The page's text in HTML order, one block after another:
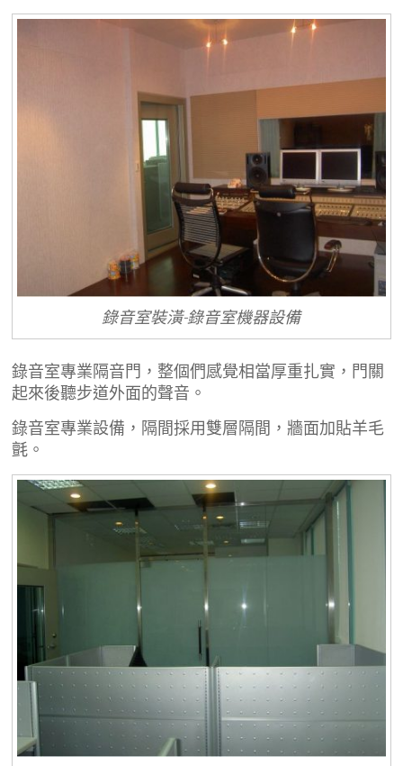
錄音室裝潢-錄音室機器設備
錄音室專業隔音門，整個們感覺相當厚重扎實，門關
起來後聽步道外面的聲音。
錄音室專業設備，隔間採用雙層隔間，牆面加貼羊毛
氈。